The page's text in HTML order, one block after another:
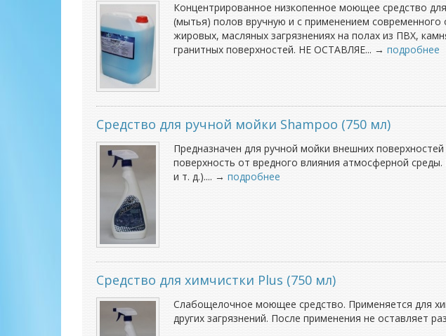
Концентрированное низкопенное моющее средство
(мытья) полов вручную и с применением
жировых, масляных загрязнениях на полах из ПВХ,
гранитных поверхностей. НЕ ОСТАВЛЯЕ... → подробнее
Средство для ручной мойки Shampoo (750 мл)
Предназначен для ручной мойки внешних
поверхность от вредного влияния атмосферной
и т. д.).... → подробнее
Средство для химчистки Plus (750 мл)
Слабощелочное моющее средство. Применяется для
других загрязнений. После применения не оставляет